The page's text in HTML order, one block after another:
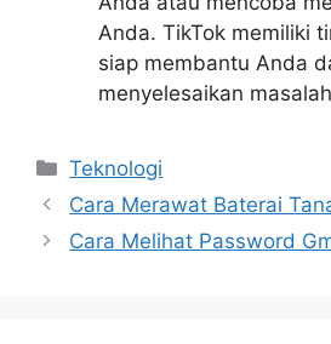
Anda. TikTok memiliki
siap membantu Anda
menyelesaikan
Kategori
Teknologi
Cara Merawat Baterai
Cara Melihat Password